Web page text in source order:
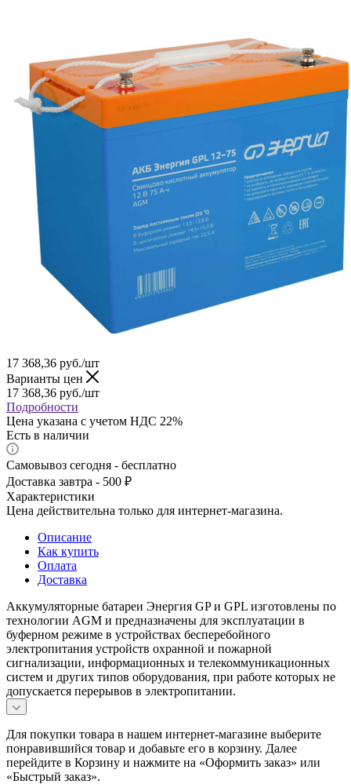
17 368,36 руб./шт
Варианты цен
17 368,36 руб./шт
Подробности
Цена указана с учетом НДС 22%
Есть в наличии
Самовывоз сегодня - бесплатно
Доставка завтра - 500 ₽
Характеристики
Цена действительна только для интернет-магазина.
Описание
Как купить
Оплата
Доставка
Аккумуляторные батареи Энергия GP и GPL изготовлены по
технологии AGM и предназначены для эксплуатации в
буферном режиме в устройствах бесперебойного
электропитания устройств охранной и пожарной
сигнализации, информационных и телекоммуникационных
систем и других типов оборудования, при работе которых не
допускается перерывов в электропитании.
Для покупки товара в нашем интернет-магазине выберите
понравившийся товар и добавьте его в корзину. Далее
перейдите в Корзину и нажмите на «Оформить заказ» или
«Быстрый заказ».